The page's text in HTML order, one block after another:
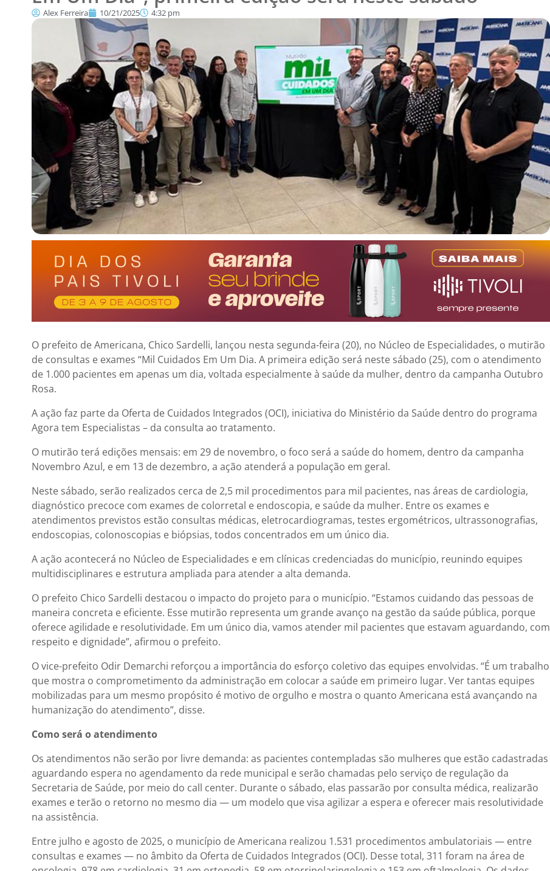
Alex Ferreira 10/21/2025 4:32 pm
O prefeito de Americana, Chico Sardelli, lançou nesta segunda-feira (20), no Núcleo de Especialidades, o mutirão
de consultas e exames “Mil Cuidados Em Um Dia. A primeira edição será neste sábado (25), com o atendimento
de 1.000 pacientes em apenas um dia, voltada especialmente à saúde da mulher, dentro da campanha Outubro
Rosa.
A ação faz parte da Oferta de Cuidados Integrados (OCI), iniciativa do Ministério da Saúde dentro do programa
Agora tem Especialistas – da consulta ao tratamento.
O mutirão terá edições mensais: em 29 de novembro, o foco será a saúde do homem, dentro da campanha
Novembro Azul, e em 13 de dezembro, a ação atenderá a população em geral.
Neste sábado, serão realizados cerca de 2,5 mil procedimentos para mil pacientes, nas áreas de cardiologia,
diagnóstico precoce com exames de colorretal e endoscopia, e saúde da mulher. Entre os exames e
atendimentos previstos estão consultas médicas, eletrocardiogramas, testes ergométricos, ultrassonografias,
endoscopias, colonoscopias e biópsias, todos concentrados em um único dia.
A ação acontecerá no Núcleo de Especialidades e em clínicas credenciadas do município, reunindo equipes
multidisciplinares e estrutura ampliada para atender a alta demanda.
O prefeito Chico Sardelli destacou o impacto do projeto para o município. “Estamos cuidando das pessoas de
maneira concreta e eficiente. Esse mutirão representa um grande avanço na gestão da saúde pública, porque
oferece agilidade e resolutividade. Em um único dia, vamos atender mil pacientes que estavam aguardando, com
respeito e dignidade”, afirmou o prefeito.
O vice-prefeito Odir Demarchi reforçou a importância do esforço coletivo das equipes envolvidas. “É um trabalho
que mostra o comprometimento da administração em colocar a saúde em primeiro lugar. Ver tantas equipes
mobilizadas para um mesmo propósito é motivo de orgulho e mostra o quanto Americana está avançando na
humanização do atendimento”, disse.
Como será o atendimento
Os atendimentos não serão por livre demanda: as pacientes contempladas são mulheres que estão cadastradas
aguardando espera no agendamento da rede municipal e serão chamadas pelo serviço de regulação da
Secretaria de Saúde, por meio do call center. Durante o sábado, elas passarão por consulta médica, realizarão
exames e terão o retorno no mesmo dia — um modelo que visa agilizar a espera e oferecer mais resolutividade
na assistência.
Entre julho e agosto de 2025, o município de Americana realizou 1.531 procedimentos ambulatoriais — entre
consultas e exames — no âmbito da Oferta de Cuidados Integrados (OCI). Desse total, 311 foram na área de